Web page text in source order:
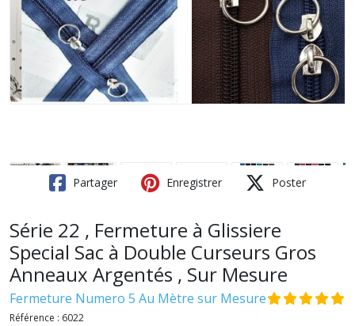
Partager Enregistrer Poster
Série 22 , Fermeture à Glissiere
Special Sac à Double Curseurs Gros
Anneaux Argentés , Sur Mesure
Fermeture Numero 5 Au Mètre sur Mesure
Référence : 6022